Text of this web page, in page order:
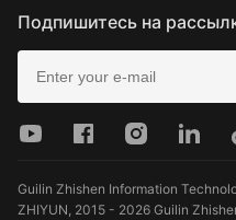
Newsroom
Контакты
Отзывы
Подпишитесь на
Guilin Zhishen Information
ZHIYUN, 2015 - 2026 Guilin